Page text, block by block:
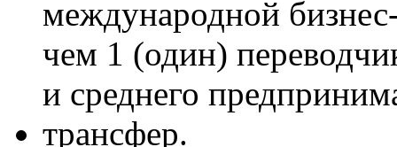
международной
чем 1 (один)
и среднего
трансфер.